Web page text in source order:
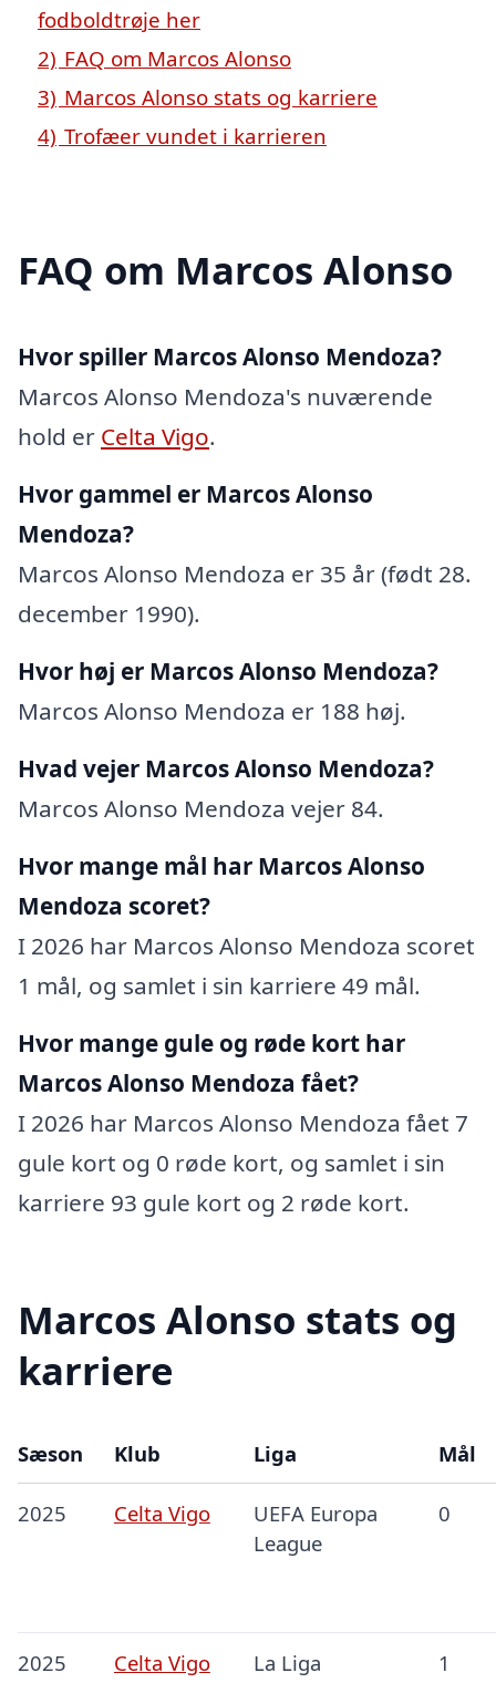
fodboldtrøje her
2) FAQ om Marcos Alonso
3) Marcos Alonso stats og karriere
4) Trofæer vundet i karrieren
FAQ om Marcos Alonso
Hvor spiller Marcos Alonso Mendoza?
Marcos Alonso Mendoza's nuværende
hold er Celta Vigo.
Hvor gammel er Marcos Alonso
Mendoza?
Marcos Alonso Mendoza er 35 år (født 28.
december 1990).
Hvor høj er Marcos Alonso Mendoza?
Marcos Alonso Mendoza er 188 høj.
Hvad vejer Marcos Alonso Mendoza?
Marcos Alonso Mendoza vejer 84.
Hvor mange mål har Marcos Alonso
Mendoza scoret?
I 2026 har Marcos Alonso Mendoza scoret
1 mål, og samlet i sin karriere 49 mål.
Hvor mange gule og røde kort har
Marcos Alonso Mendoza fået?
I 2026 har Marcos Alonso Mendoza fået 7
gule kort og 0 røde kort, og samlet i sin
karriere 93 gule kort og 2 røde kort.
Marcos Alonso stats og
karriere
Sæson Klub Liga Mål
2025 Celta Vigo
UEFA Europa
League
0
2025 Celta Vigo La Liga 1